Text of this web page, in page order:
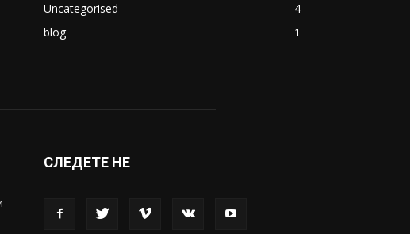
Скопје
1633
Економија
1390
СЛЕДЕТЕ НЕ